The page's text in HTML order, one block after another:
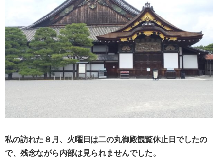
私の訪れた８月、火曜日は二の丸御殿観覧休止日でしたの
で、残念ながら内部は見られませんでした。